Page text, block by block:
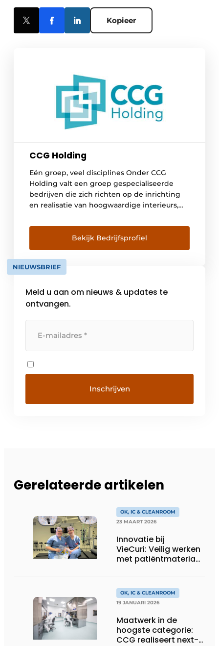
Kopieer
CCG Holding
Eén groep, veel disciplines Onder CCG
Holding valt een groep gespecialiseerde
bedrijven die zich richten op de inrichting
en realisatie van hoogwaardige interieurs,
Daarbij ligt de focus op de zorg, farma,
biotech en kantorenmarkt. Alle bedrijven
werken autonoom maar zullen daar waar
mogelijk hun gezamenlijke kennis en
vaardigheden voor uw […]
Bekijk Bedrijfsprofiel
NIEUWSBRIEF
Meld u aan om nieuws & updates te
ontvangen.
Gerelateerde artikelen
OK, IC & CLEANROOM
23 MAART 2026
Innovatie bij
VieCuri: Veilig werken
met patiëntmateriaal,
OK, IC & CLEANROOM
19 JANUARI 2026
Maatwerk in de
hoogste categorie:
CCG realiseert next-